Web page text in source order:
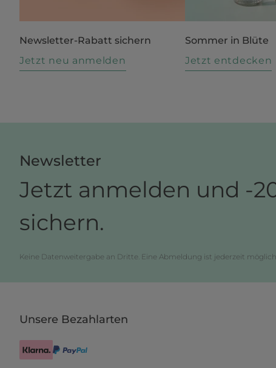
Newsletter-Rabatt sichern
Jetzt neu anmelden
Sommer in Blüte
Jetzt entdecken
Newsletter
Jetzt anmelden und -
sichern.
Keine Datenweitergabe an Dritte. Eine Abmeldung ist jederzeit
Unsere Bezahlarten